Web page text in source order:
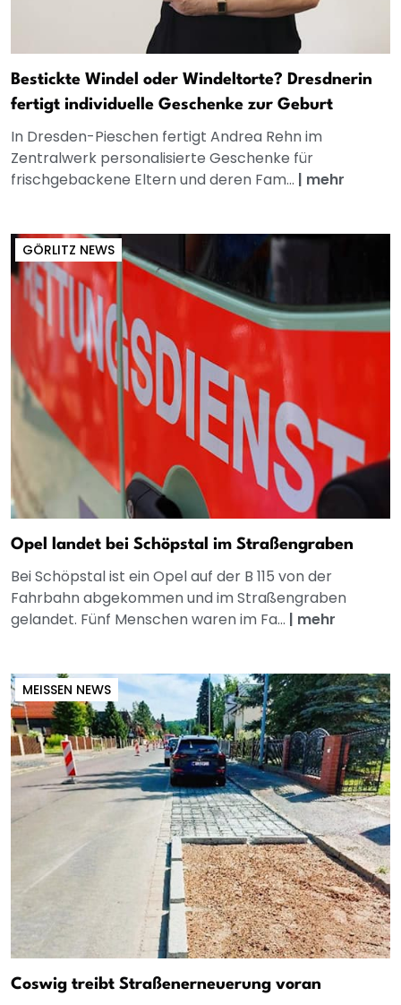
Bestickte Windel oder Windeltorte? Dresdnerin
fertigt individuelle Geschenke zur Geburt
In Dresden-Pieschen fertigt Andrea Rehn im
Zentralwerk personalisierte Geschenke für
frischgebackene Eltern und deren Fam... | mehr
GÖRLITZ NEWS
Opel landet bei Schöpstal im Straßengraben
Bei Schöpstal ist ein Opel auf der B 115 von der
Fahrbahn abgekommen und im Straßengraben
gelandet. Fünf Menschen waren im Fa... | mehr
MEISSEN NEWS
Coswig treibt Straßenerneuerung voran